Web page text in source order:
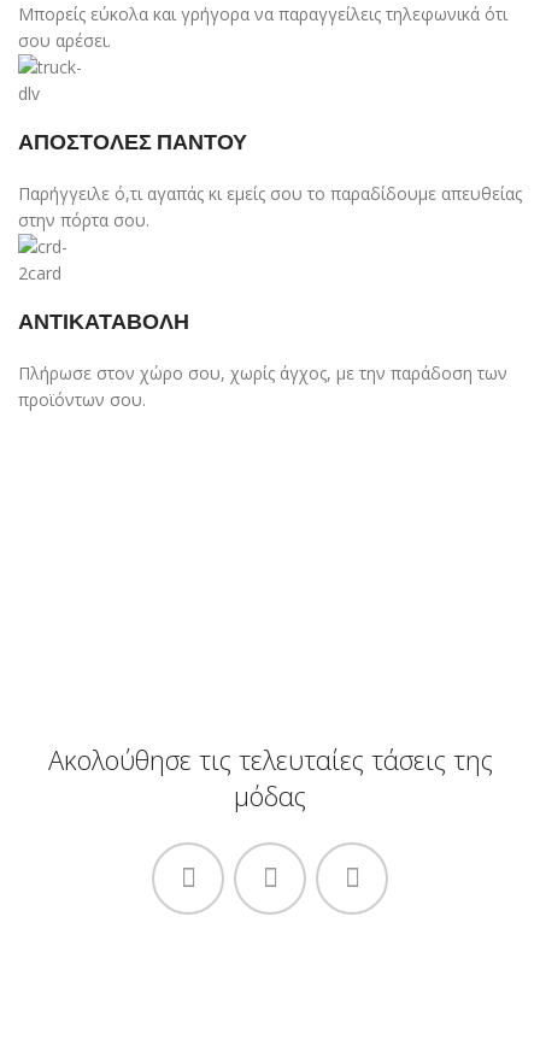
Μπορείς εύκολα και γρήγορα να παραγγείλεις τηλεφωνικά ότι
σου αρέσει.
ΑΠΟΣΤΟΛΕΣ ΠΑΝΤΟΥ
Παρήγγειλε ό,τι αγαπάς κι εμείς σου το παραδίδουμε απευθείας
στην πόρτα σου.
ΑΝΤΙΚΑΤΑΒΟΛΗ
Πλήρωσε στον χώρο σου, χωρίς άγχος, με την παράδοση των
προϊόντων σου.
Ακολούθησε τις τελευταίες τάσεις της
μόδας